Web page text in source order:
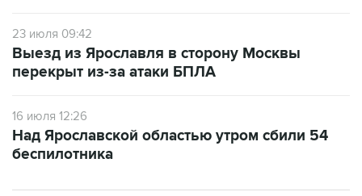
23 июля 09:42
Выезд из Ярославля в сторону Москвы
перекрыт из-за атаки БПЛА
16 июля 12:26
Над Ярославской областью утром сбили 54
беспилотника